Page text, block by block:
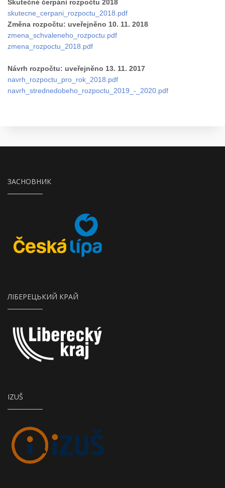
Skutečné čerpání rozpočtu 2018
skutecne_cerpani_rozpoctu_2018.pdf
Změna rozpočtu: uveřejněno 10. 11. 2018
zmena_schvaleneho_rozpoctu.pdf
zmena_rozpoctu_2018.pdf
Návrh rozpočtu: uveřejněno 13. 11. 2017
navrh_rozpoctu_pro_rok_2018.pdf
navrh_strednedobeho_rozpoctu_2019_-_2020.pdf
ЗАСНОВНИК
ЛІБЕРЕЦЬКИЙ КРАЙ
IZUŠ